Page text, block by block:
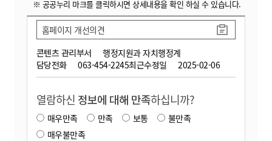
※ 공공누리 마크를 클릭하시면 상세내용을 확인 하실 수 있습니다.
콘텐츠 관리부서
행정지원과 자치행정계
담당전화
063-454-2245최근수정일 2025-02-06
홈페이지 개선의견
열람하신 정보에 대해 만족하십니까?
매우만족 만족 보통
불만족
매우불만족